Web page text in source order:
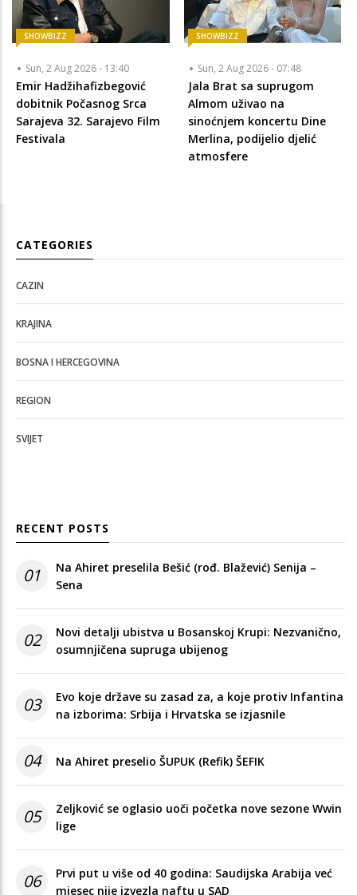
SHOWBIZZ
Sun, 2 Aug 2026 - 13:40
Emir Hadžihafizbegović
dobitnik Počasnog Srca
Sarajeva 32. Sarajevo Film
Festivala
SHOWBIZZ
Sun, 2 Aug 2026 - 07:48
Jala Brat sa suprugom
Almom uživao na
sinoćnjem koncertu Dine
Merlina, podijelio djelić
atmosfere
CATEGORIES
CAZIN
KRAJINA
BOSNA I HERCEGOVINA
REGION
SVIJET
RECENT POSTS
01
Na Ahiret preselila Bešić (rođ. Blažević) Senija –
Sena
02
Novi detalji ubistva u Bosanskoj Krupi: Nezvanično,
osumnjičena supruga ubijenog
03
Evo koje države su zasad za, a koje protiv Infantina
na izborima: Srbija i Hrvatska se izjasnile
04 Na Ahiret preselio ŠUPUK (Refik) ŠEFIK
05
Zeljković se oglasio uoči početka nove sezone Wwin
lige
06
Prvi put u više od 40 godina: Saudijska Arabija već
mjesec nije izvezla naftu u SAD